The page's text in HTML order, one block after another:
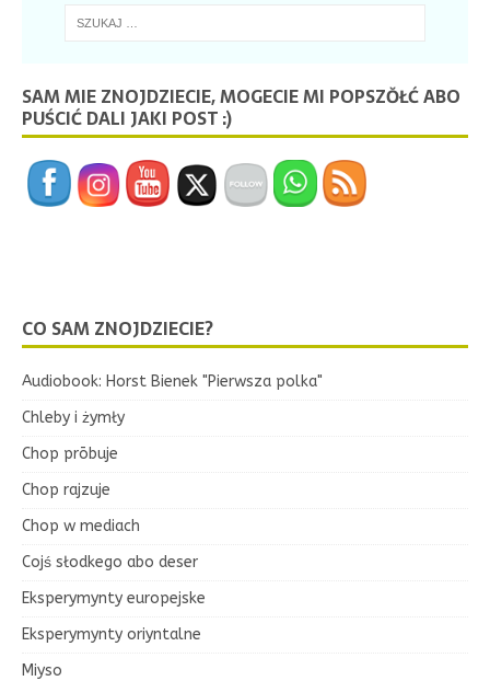
SAM MIE ZNOJDZIECIE, MOGECIE MI POPSZŎŁĆ ABO
PUŚCIĆ DALI JAKI POST :)
CO SAM ZNOJDZIECIE?
Audiobook: Horst Bienek "Pierwsza polka"
Chleby i żymły
Chop prōbuje
Chop rajzuje
Chop w mediach
Cojś słodkego abo deser
Eksperymynty europejske
Eksperymynty oriyntalne
Miyso